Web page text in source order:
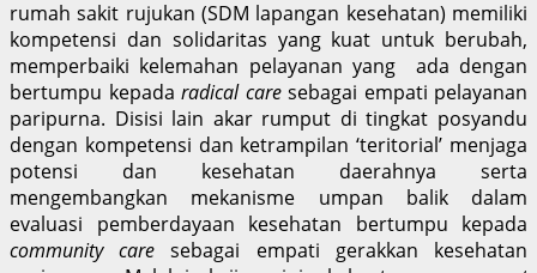
rumah sakit rujukan (SDM lapangan kesehatan) memiliki
kompetensi dan solidaritas yang kuat untuk berubah,
memperbaiki kelemahan pelayanan yang ada dengan
bertumpu kepada radical care sebagai empati pelayanan
paripurna. Disisi lain akar rumput di tingkat posyandu
dengan kompetensi dan ketrampilan ‘teritorial’ menjaga
potensi dan kesehatan daerahnya serta
mengembangkan mekanisme umpan balik dalam
evaluasi pemberdayaan kesehatan bertumpu kepada
community caresebagai empati gerakkan kesehatan